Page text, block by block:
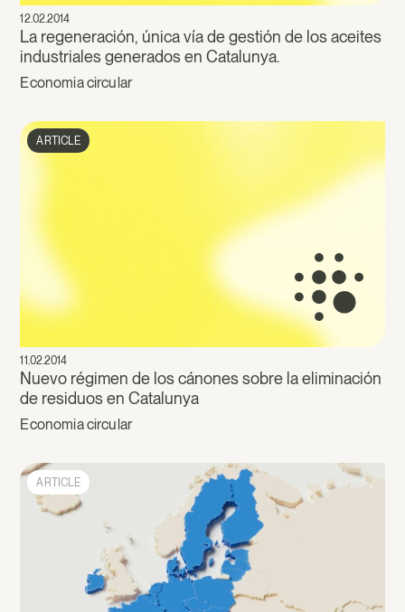
12.02.2014
La regeneración, única vía de gestión de los aceites
industriales generados en Catalunya.
Economia circular
ARTICLE
11.02.2014
Nuevo régimen de los cánones sobre la eliminación
de residuos en Catalunya
Economia circular
ARTICLE